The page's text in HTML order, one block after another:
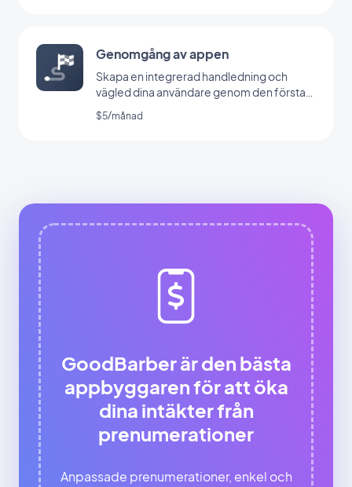
Genomgång av appen
Skapa en integrerad handledning och
vägled dina användare genom den första
lanseringen av din app
$5/månad
GoodBarber är den bästa
appbyggaren för att öka
dina intäkter från
prenumerationer
Anpassade prenumerationer, enkel och